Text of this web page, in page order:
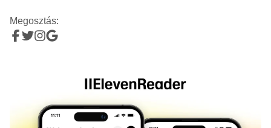
Megosztás: